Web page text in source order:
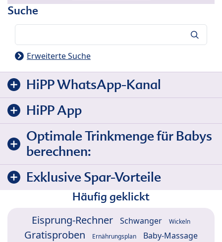
Suche
Erweiterte Suche
HiPP WhatsApp-Kanal
HiPP App
Optimale Trinkmenge für Babys
berechnen:
Exklusive Spar-Vorteile
Häufig geklickt
Eisprung-Rechner Schwanger Wickeln
Gratisproben Ernährungsplan Baby-Massage